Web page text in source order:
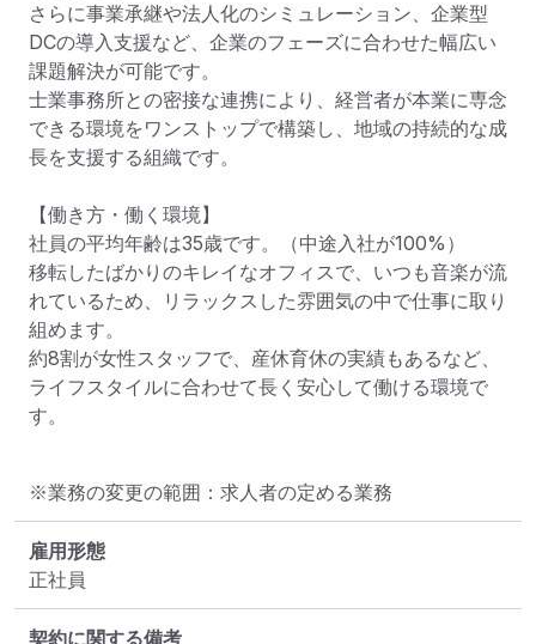
さらに事業承継や法人化のシミュレーション、企業型
DCの導入支援など、企業のフェーズに合わせた幅広い
課題解決が可能です。
士業事務所との密接な連携により、経営者が本業に専念
できる環境をワンストップで構築し、地域の持続的な成
長を支援する組織です。
【働き方・働く環境】
社員の平均年齢は35歳です。（中途入社が100%）
移転したばかりのキレイなオフィスで、いつも音楽が流
れているため、リラックスした雰囲気の中で仕事に取り
組めます。
約8割が女性スタッフで、産休育休の実績もあるなど、
ライフスタイルに合わせて長く安心して働ける環境で
す。
※業務の変更の範囲：求人者の定める業務
雇用形態
正社員
契約に関する備考